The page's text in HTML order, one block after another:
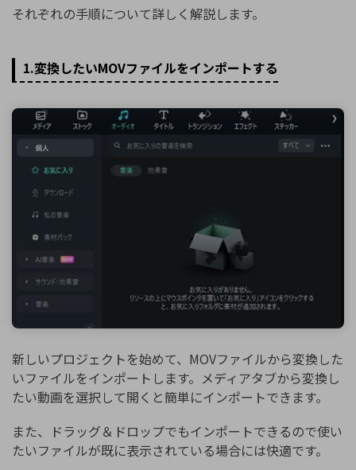
それぞれの手順について詳しく解説します。
1.変換したいMOVファイルをインポートする
新しいプロジェクトを始めて、MOVファイルから変換した
いファイルをインポートします。メディアタブから変換し
たい動画を選択して開くと簡単にインポートできます。
また、ドラッグ＆ドロップでもインポートできるので使い
たいファイルが既に表示されている場合には快適です。